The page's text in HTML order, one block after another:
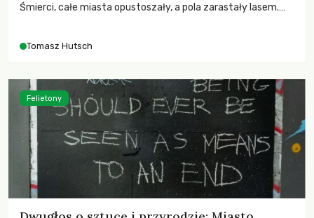
Śmierci, całe miasta opustoszały, a pola zarastały lasem.
największych katastrof w swoich dziejach.
Tomasz Hutsch
Felietony